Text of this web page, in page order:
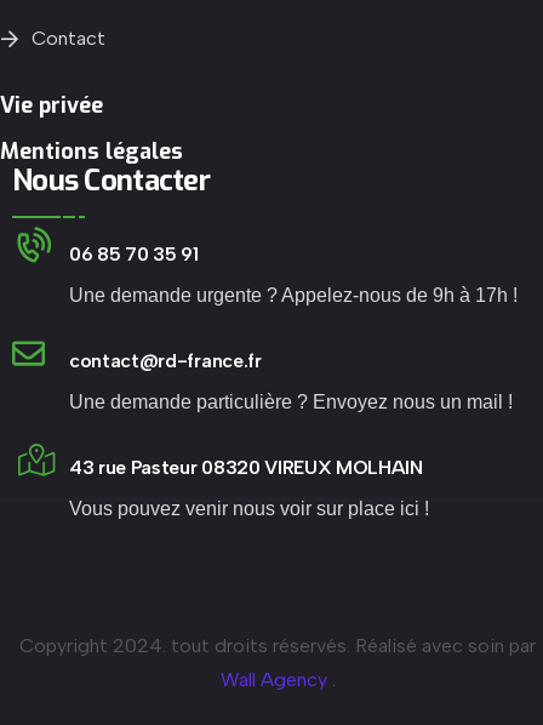
Contact
Vie privée
Mentions légales
Nous Contacter
06 85 70 35 91
Une demande urgente ? Appelez-nous de 9h à 17h !
contact@rd-france.fr
Une demande particulière ? Envoyez nous un mail !
43 rue Pasteur 08320 VIREUX MOLHAIN
Vous pouvez venir nous voir sur place ici !
Copyright 2024. tout droits réservés. Réalisé avec soin par
Wall Agency.